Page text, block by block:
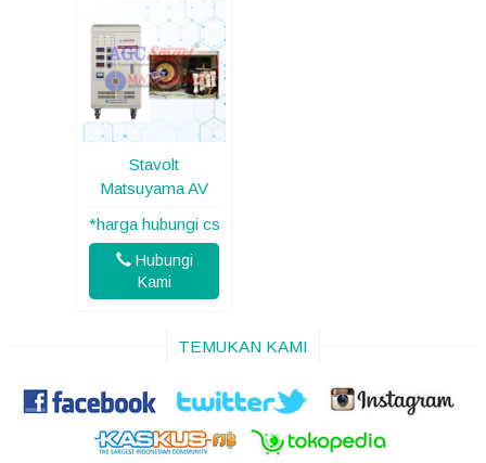
Stavolt
Matsuyama AV
*harga hubungi cs
Hubungi
Kami
TEMUKAN KAMI